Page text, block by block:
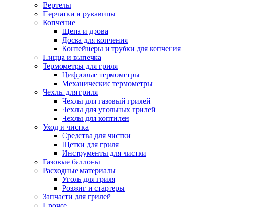
Вертелы
Перчатки и рукавицы
Копчение
Щепа и дрова
Доска для копчения
Контейнеры и трубки для копчения
Пицца и выпечка
Термометры для гриля
Цифровые термометры
Механические термометры
Чехлы для гриля
Чехлы для газовый грилей
Чехлы для угольных грилей
Чехлы для коптилен
Уход и чистка
Средства для чистки
Щетки для гриля
Инструменты для чистки
Газовые баллоны
Расходные материалы
Уголь для гриля
Розжиг и стартеры
Запчасти для грилей
Прочее